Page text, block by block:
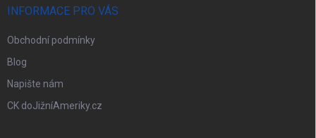
INFORMACE PRO VÁS
Obchodní podmínky
Blog
Napište nám
CK doJižníAmeriky.cz